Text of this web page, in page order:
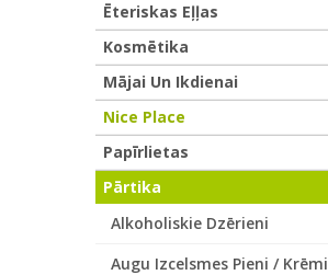
Ēteriskas Eļļas
Kosmētika
Mājai Un Ikdienai
Nice Place
Papīrlietas
Pārtika
Alkoholiskie Dzērieni
Augu Izcelsmes Pieni / Krēmi